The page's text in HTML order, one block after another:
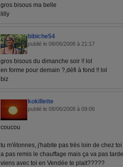
gros bisous ma belle
lilly
bibiche54
publié le 08/06/2008 à 21:17
gros bisous du dimanche soir !! lol
en forme pour demain ?,défi à fond !! lol
biz
kokillette
publié le 08/06/2008 à 09:06
coucou
tu m'étonnes, j'habite pas très loin de chez
a pas remis le chauffage mais ça va pas
viens avec toi en Vendée te plait?????